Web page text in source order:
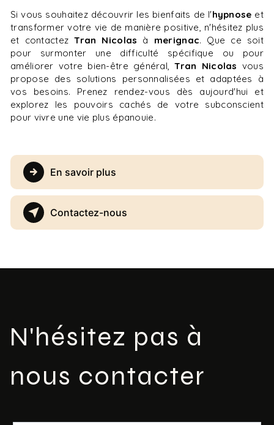
Si vous souhaitez découvrir les bienfaits de l'hypnose et
transformer votre vie de manière positive, n'hésitez plus
et contactezTran Nicolas à merignac. Que ce soit
pour surmonter une difficulté spécifique ou pour
améliorer votre bien-être général,Tran Nicolas vous
propose des solutions personnalisées et adaptées à
vos besoins. Prenez rendez-vous dès aujourd'hui et
explorez les pouvoirs cachés de votre subconscient
pour vivre une vie plus épanouie.
En savoir plus
Contactez-nous
N'hésitez pas à
nous contacter